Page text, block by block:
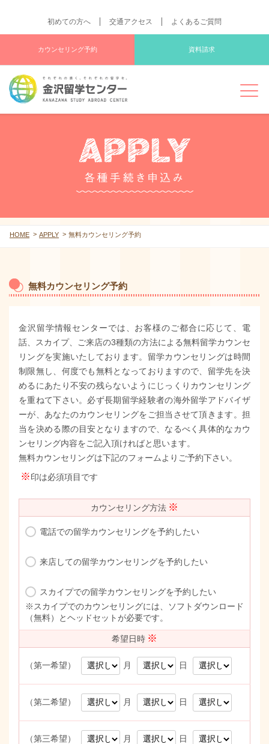
初めての方へ 交通アクセス よくあるご質問
カウンセリング予約 資料請求
HOME APPLY 無料カウンセリング予約
無料カウンセリング予約
金沢留学情報センターでは、お客様のご都合に応じて、電
話、スカイプ、ご来店の3種類の方法による無料留学カウンセ
リングを実施いたしております。留学カウンセリングは時間
制限無し、何度でも無料となっておりますので、留学先を決
めるにあたり不安の残らないようにじっくりカウンセリング
を重ねて下さい。必ず長期留学経験者の海外留学アドバイザ
ーが、あなたのカウンセリングをご担当させて頂きます。担
当を決める際の目安となりますので、なるべく具体的なカウ
ンセリング内容をご記入頂ければと思います。
無料カウンセリングは下記のフォームよりご予約下さい。
※印は必須項目です
カウンセリング方法 ※
電話での留学カウンセリングを予約したい
来店しての留学カウンセリングを予約したい
スカイプでの留学カウンセリングを予約したい
※スカイプでのカウンセリングには、ソフトダウンロード
（無料）とヘッドセットが必要です。
希望日時 ※
（第一希望） 月 日
（第二希望） 月 日
（第三希望） 月 日